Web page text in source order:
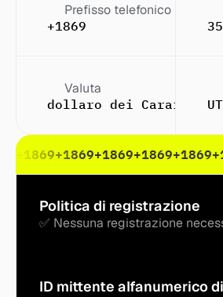
Prefisso telefonico
+1869
Valuta
dollaro dei Caraibi
+1869+1869+1869+1869+1869
Politica di registrazione
✅ Nessuna registrazione
ID mittente alfanumerico